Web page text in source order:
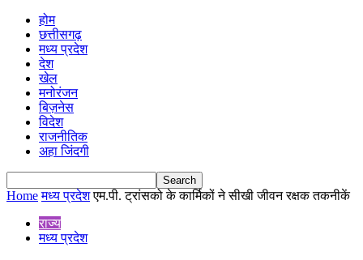
होम
छत्तीसगढ़
मध्य प्रदेश
देश
खेल
मनोरंजन
बिज़नेस
विदेश
राजनीतिक
अहा जिंदगी
Home मध्य प्रदेश एम.पी. ट्रांसको के कार्मिकों ने सीखी जीवन रक्षक तकनीकें
राज्य
मध्य प्रदेश